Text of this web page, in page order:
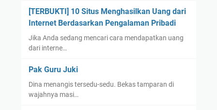
[TERBUKTI] 10 Situs Menghasilkan Uang dari
Internet Berdasarkan Pengalaman Pribadi
Jika Anda sedang mencari cara mendapatkan uang
dari interne…
Pak Guru Juki
Dina menangis tersedu-sedu. Bekas tamparan di
wajahnya masi…